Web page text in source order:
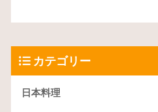
カテゴリー
日本料理